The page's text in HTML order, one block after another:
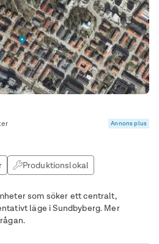
Annons plus
Produktionslokal
som söker ett centralt,
läge i Sundbyberg. Mer